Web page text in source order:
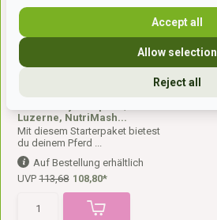
Luzerne, NutriMash...
Mit diesem Starterpaket bietest
du deinem Pferd ...
Auf Bestellung erhältlich
UVP113,68 108,80*
Reject all
Allow selection
Accept all